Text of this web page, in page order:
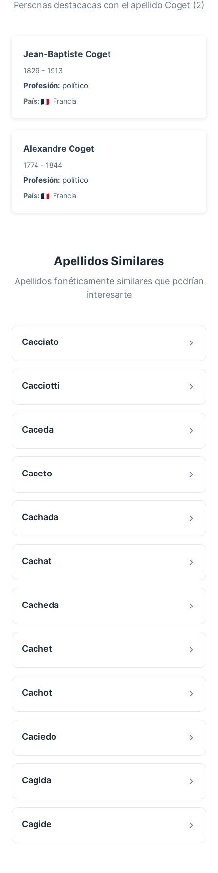
Personas destacadas con el apellido Coget (2)
Jean-Baptiste Coget
1829 - 1913
Profesión: político
País: Francia
Alexandre Coget
1774 - 1844
Profesión: político
País: Francia
Apellidos Similares
Apellidos fonéticamente similares que podrían
interesarte
Cacciato
Cacciotti
Caceda
Caceto
Cachada
Cachat
Cacheda
Cachet
Cachot
Caciedo
Cagida
Cagide